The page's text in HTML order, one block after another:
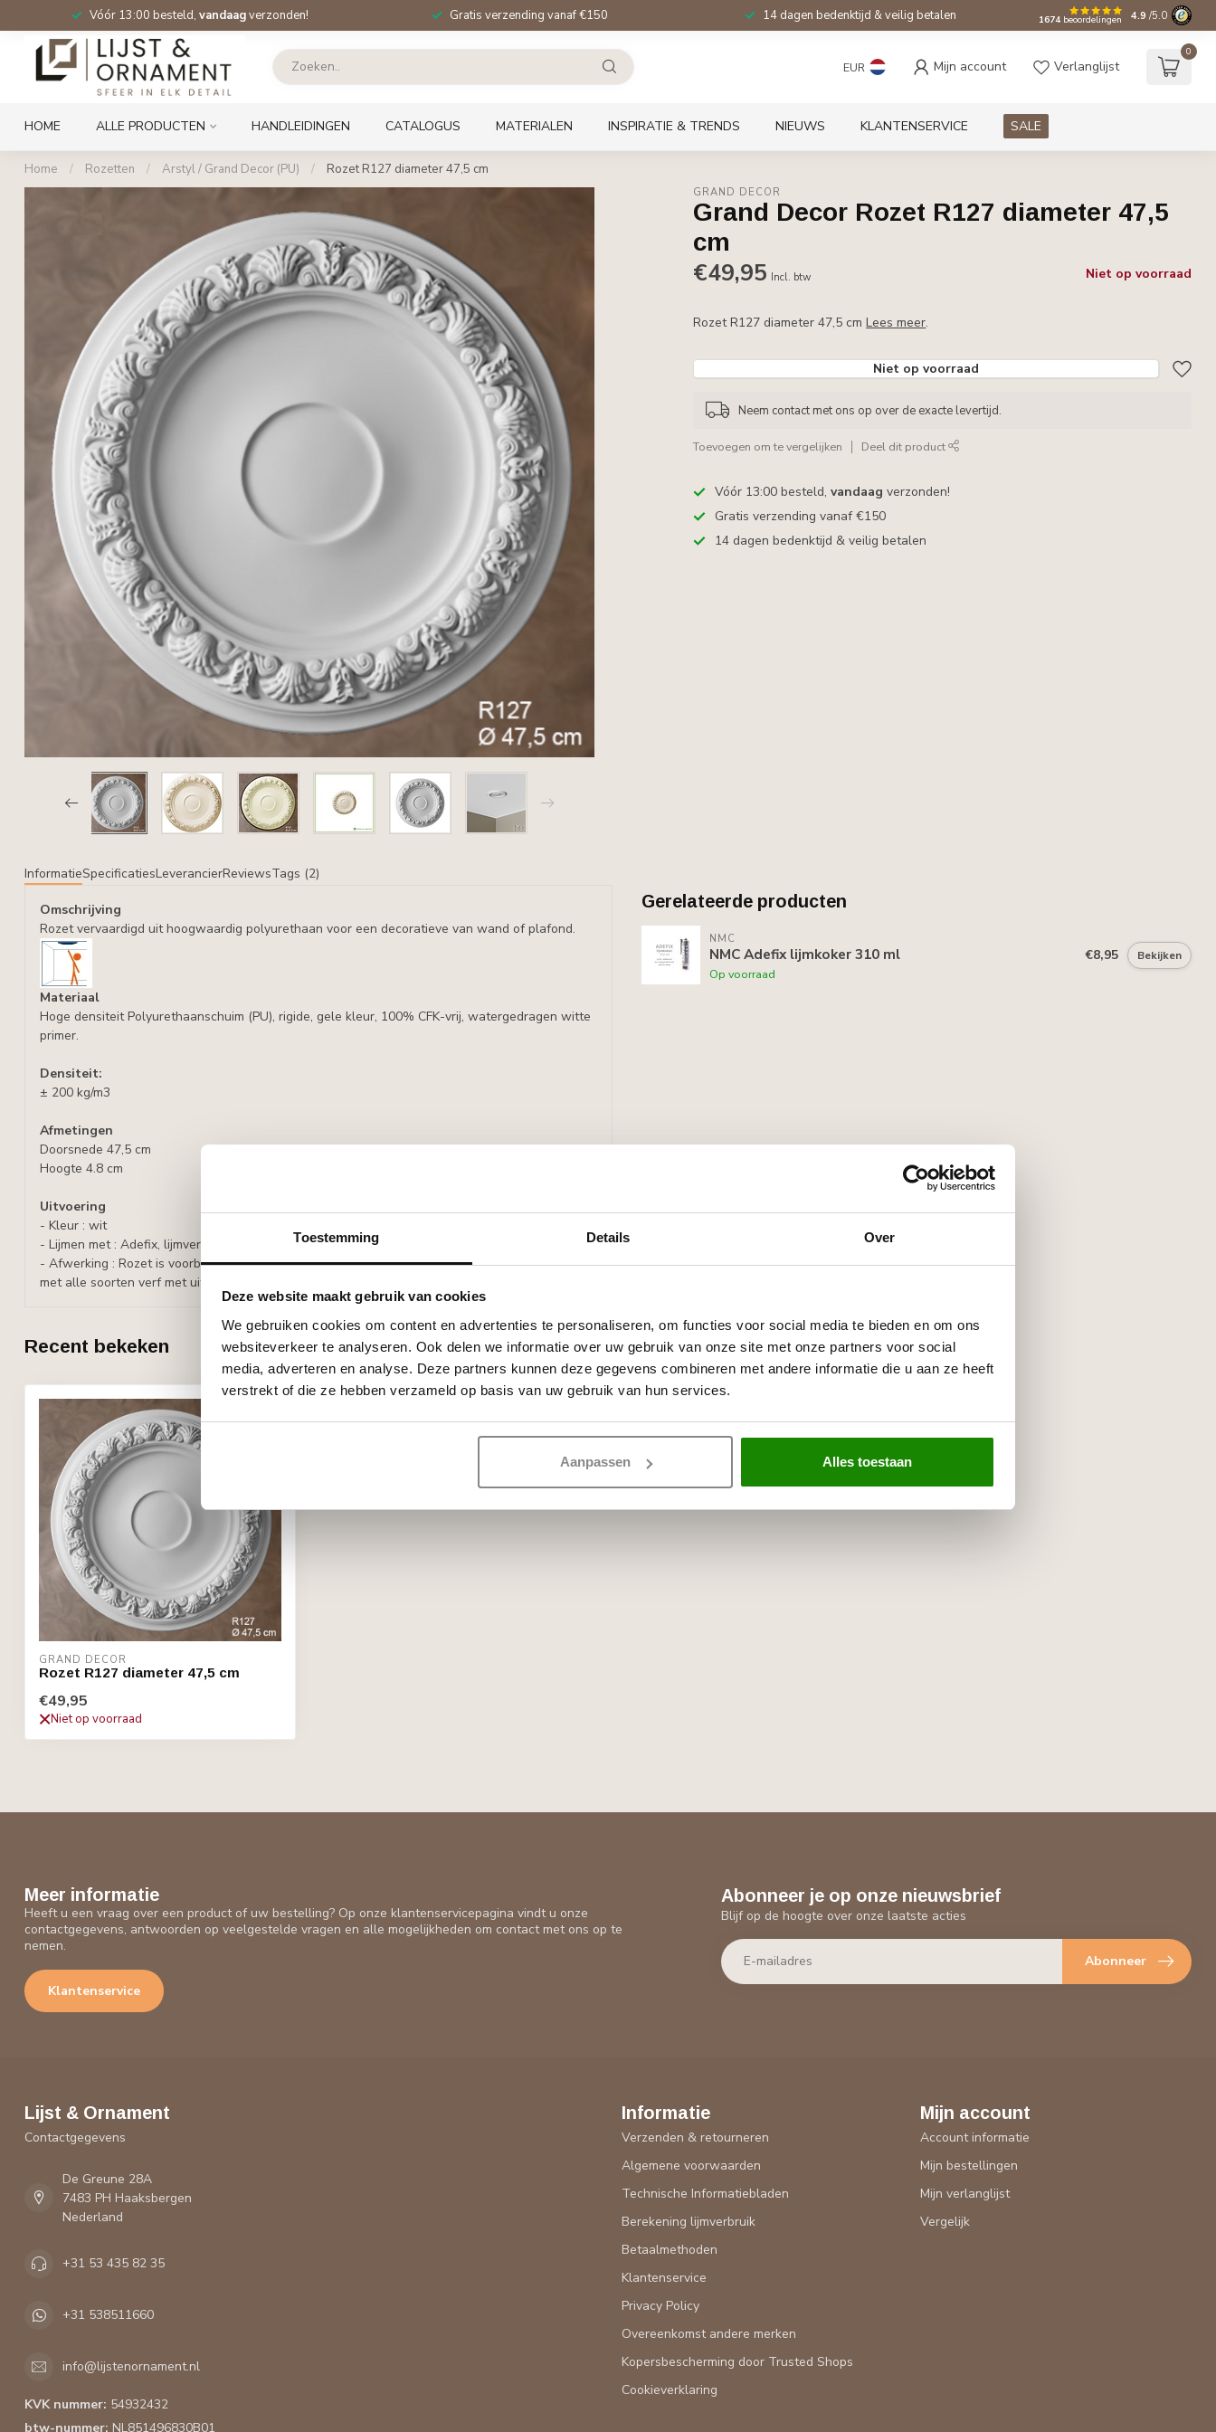
Toestemming Details Over
Deze website maakt gebruik van cookies
We gebruiken cookies om content en advertenties te personaliseren, om functies voor social media te bieden en om ons
websiteverkeer te analyseren. Ook delen we informatie over uw gebruik van onze site met onze partners voor social
media, adverteren en analyse. Deze partners kunnen deze gegevens combineren met andere informatie die u aan ze heeft
verstrekt of die ze hebben verzameld op basis van uw gebruik van hun services.
Aanpassen Alles toestaan
Vóór 13:00 besteld, vandaagverzonden! Gratis verzending vanaf €150 14 dagen bedenktijd & veilig betalen 1674beoordelingen 4.9 /5.0
EUR Mijn account Verlanglijst
0
HOME ALLE PRODUCTEN HANDLEIDINGEN CATALOGUS MATERIALEN INSPIRATIE & TRENDS NIEUWS KLANTENSERVICE SALE
Home / Rozetten / Arstyl / Grand Decor (PU) / Rozet R127 diameter 47,5 cm
GRAND DECOR
Grand Decor Rozet R127 diameter 47,5
cm
€49,95 Incl. btw Niet op voorraad
Rozet R127 diameter 47,5 cmLees meer.
Niet op voorraad
Neem contact met ons op over de exacte levertijd.
Toevoegen om te vergelijken Deel dit product
Vóór 13:00 besteld,vandaag verzonden!
Gratis verzending vanaf €150
14 dagen bedenktijd & veilig betalen
InformatieSpecificatiesLeverancierReviewsTags (2)
Omschrijving
Rozet vervaardigd uit hoogwaardig polyurethaan voor een decoratieve van wand of plafond.
Materiaal
Hoge densiteit Polyurethaanschuim (PU), rigide, gele kleur, 100% CFK-vrij, watergedragen witte
primer.
Densiteit:
± 200 kg/m3
Afmetingen
Doorsnede 47,5 cm
Hoogte 4.8 cm
Uitvoering
- Kleur : wit
- Lijmen met : Adefix, lijmverbruik: 70 ml/stuk.
- Afwerking : Rozet is voorbehandeld met een watergedragen witte primer, overschilderbaar
met alle soorten verf met uitzondering van silicaathoudende verven.
Gerelateerde producten
NMC
NMC Adefix lijmkoker 310 ml
Op voorraad
€8,95 Bekijken
Recent bekeken
GRAND DECOR
Rozet R127 diameter 47,5 cm
€49,95
Niet op voorraad
Meer informatie
Heeft u een vraag over een product of uw bestelling? Op onze klantenservicepagina vindt u onze
contactgegevens, antwoorden op veelgestelde vragen en alle mogelijkheden om contact met ons op te
nemen.
Klantenservice
Abonneer je op onze nieuwsbrief
Blijf op de hoogte over onze laatste acties
Abonneer
Lijst & Ornament
Contactgegevens
De Greune 28A
7483 PH Haaksbergen
Nederland
+31 53 435 82 35
+31 538511660
info@lijstenornament.nl
KVK nummer: 54932432
btw-nummer: NL851496830B01
Informatie
Verzenden & retourneren
Algemene voorwaarden
Technische Informatiebladen
Berekening lijmverbruik
Betaalmethoden
Klantenservice
Privacy Policy
Overeenkomst andere merken
Kopersbescherming door Trusted Shops
Cookieverklaring
Mijn account
Account informatie
Mijn bestellingen
Mijn verlanglijst
Vergelijk